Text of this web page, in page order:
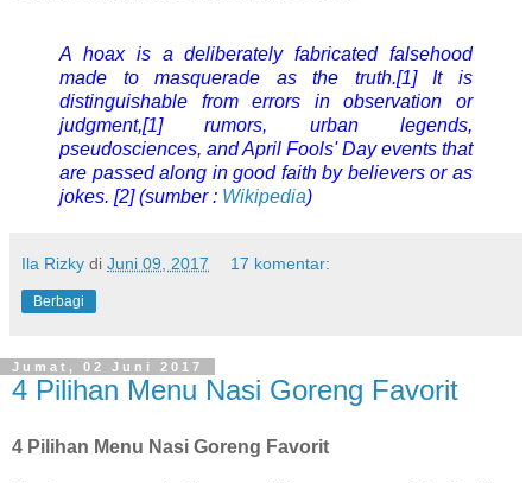
A hoax is a deliberately fabricated falsehood
made to masquerade as the truth.[1] It is
distinguishable from errors in observation or
judgment,[1] rumors, urban legends,
pseudosciences, and April Fools' Day events that
are passed along in good faith by believers or as
jokes. [2] (sumber : Wikipedia)
Ila Rizky di Juni 09, 2017 17 komentar:
Berbagi
Jumat, 02 Juni 2017
4 Pilihan Menu Nasi Goreng Favorit
4 Pilihan Menu Nasi Goreng Favorit